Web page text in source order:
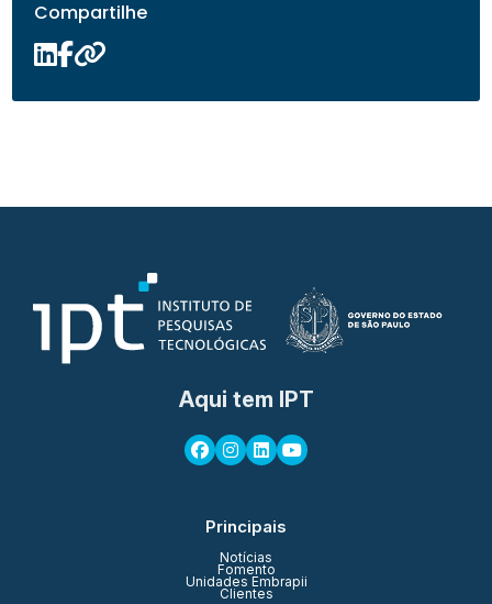
Compartilhe
Aqui tem IPT
Principais
Notícias
Fomento
Unidades Embrapii
Clientes